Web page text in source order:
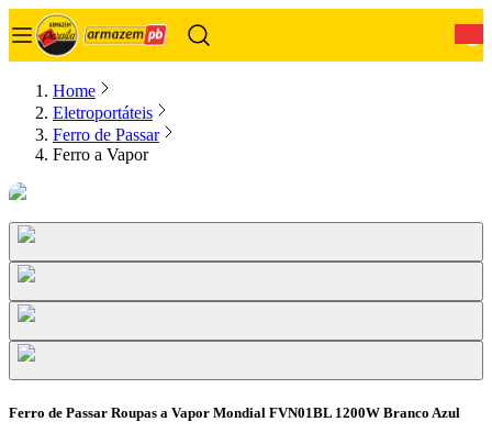
Home
Eletroportáteis
Ferro de Passar
Ferro a Vapor
Ferro de Passar Roupas a Vapor Mondial FVN01BL 1200W Branco Azul